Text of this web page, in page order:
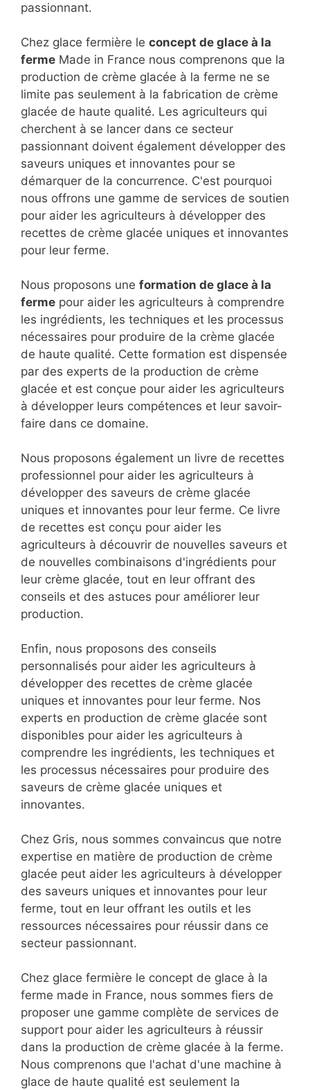
passionnant.
Chez glace fermière le concept de glace à la
ferme Made in France nous comprenons que la
production de crème glacée à la ferme ne se
limite pas seulement à la fabrication de crème
glacée de haute qualité. Les agriculteurs qui
cherchent à se lancer dans ce secteur
passionnant doivent également développer des
saveurs uniques et innovantes pour se
démarquer de la concurrence. C'est pourquoi
nous offrons une gamme de services de soutien
pour aider les agriculteurs à développer des
recettes de crème glacée uniques et innovantes
pour leur ferme.
Nous proposons une formation de glace à la
ferme pour aider les agriculteurs à comprendre
les ingrédients, les techniques et les processus
nécessaires pour produire de la crème glacée
de haute qualité. Cette formation est dispensée
par des experts de la production de crème
glacée et est conçue pour aider les agriculteurs
à développer leurs compétences et leur savoir-
faire dans ce domaine.
Nous proposons également un livre de recettes
professionnel pour aider les agriculteurs à
développer des saveurs de crème glacée
uniques et innovantes pour leur ferme. Ce livre
de recettes est conçu pour aider les
agriculteurs à découvrir de nouvelles saveurs et
de nouvelles combinaisons d'ingrédients pour
leur crème glacée, tout en leur offrant des
conseils et des astuces pour améliorer leur
production.
Enfin, nous proposons des conseils
personnalisés pour aider les agriculteurs à
développer des recettes de crème glacée
uniques et innovantes pour leur ferme. Nos
experts en production de crème glacée sont
disponibles pour aider les agriculteurs à
comprendre les ingrédients, les techniques et
les processus nécessaires pour produire des
saveurs de crème glacée uniques et
innovantes.
Chez Gris, nous sommes convaincus que notre
expertise en matière de production de crème
glacée peut aider les agriculteurs à développer
des saveurs uniques et innovantes pour leur
ferme, tout en leur offrant les outils et les
ressources nécessaires pour réussir dans ce
secteur passionnant.
Chez glace fermière le concept de glace à la
ferme made in France, nous sommes fiers de
proposer une gamme complète de services de
support pour aider les agriculteurs à réussir
dans la production de crème glacée à la ferme.
Nous comprenons que l'achat d'une machine à
glace de haute qualité est seulement la